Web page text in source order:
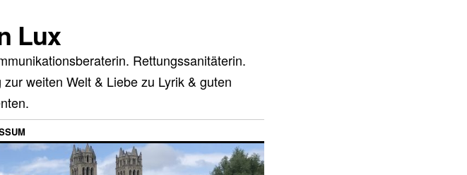
Lux
Rettungssanitäterin.
weiten Welt & Liebe zu Lyrik & guten